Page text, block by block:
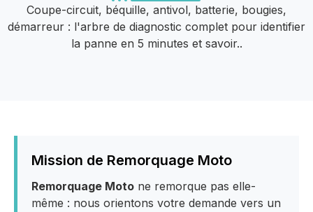
Coupe-circuit, béquille, antivol, batterie, bougies,
démarreur : l'arbre de diagnostic complet pour identifier
la panne en 5 minutes et savoir..
Mission de Remorquage Moto
Remorquage Moto ne remorque pas elle-
même : nous orientons votre demande vers un